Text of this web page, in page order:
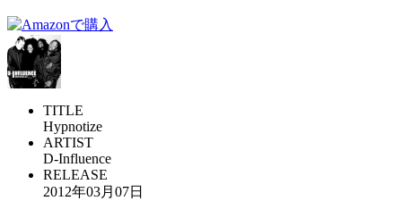
TITLE
Hypnotize
ARTIST
D-Influence
RELEASE
2012年03月07日